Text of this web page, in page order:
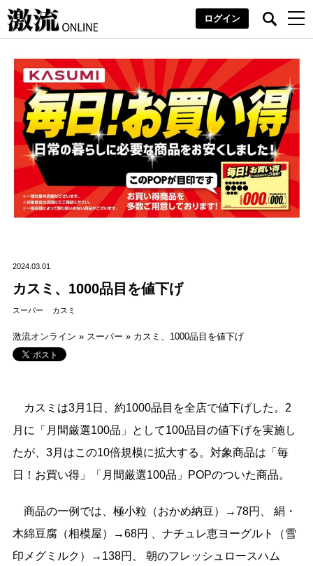
ログイン
2024.03.01
カスミ、1000品目を値下げ
スーパー カスミ
激流オンライン » スーパー » カスミ、1000品目を値下げ
カスミは3月1日、約1000品目を全店で値下げした。2
月に「月間厳選100品」として100品目の値下げを実施し
たが、3月はこの10倍規模に拡大する。対象商品は「毎
日！お買い得」「月間厳選100品」POPのついた商品。
商品の一例では、極小粒（おかめ納豆）→78円、 絹・
木綿豆腐（相模屋）→68円 、ナチュレ恵ヨーグルト（雪
印メグミルク）→138円、 朝のフレッシュロースハム